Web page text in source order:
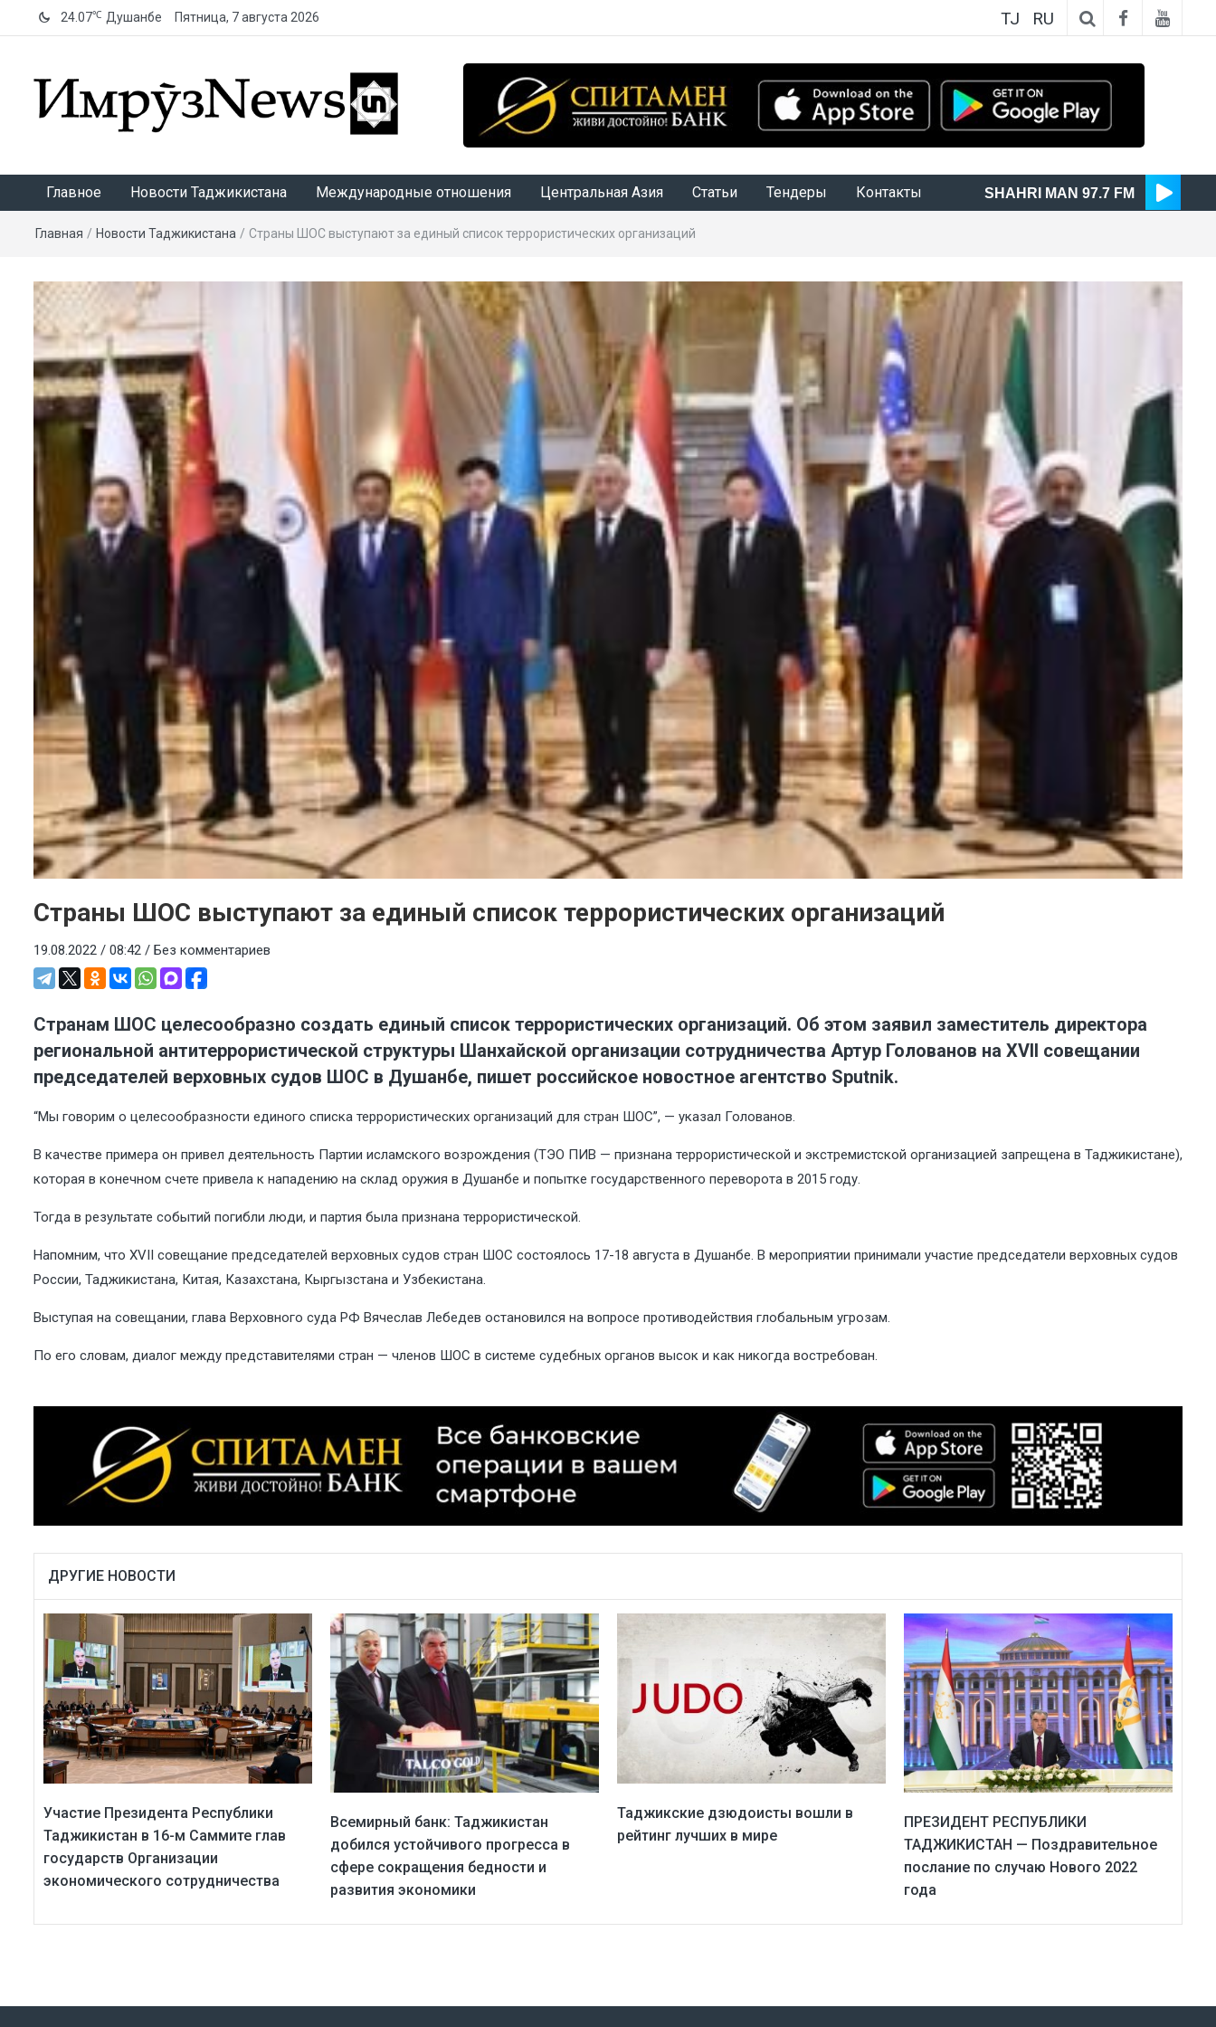
24.07℃ Душанбе Пятница, 7 августа 2026 TJ RU
Главное Новости Таджикистана Международные отношения Центральная Азия Статьи Тендеры Контакты SHAHRI MAN 97.7 FM
Главная / Новости Таджикистана / Страны ШОС выступают за единый список террористических организаций
Страны ШОС выступают за единый список террористических организаций
19.08.2022 / 08:42 / Без комментариев
Странам ШОС целесообразно создать единый список террористических организаций. Об этом заявил заместитель директора
региональной антитеррористической структуры Шанхайской организации сотрудничества Артур Голованов на XVII совещании
председателей верховных судов ШОС в Душанбе, пишет российское новостное агентство Sputnik.
“Мы говорим о целесообразности единого списка террористических организаций для стран ШОС”, — указал Голованов.
В качестве примера он привел деятельность Партии исламского возрождения (ТЭО ПИВ — признана террористической и экстремистской организацией запрещена в Таджикистане),
которая в конечном счете привела к нападению на склад оружия в Душанбе и попытке государственного переворота в 2015 году.
Тогда в результате событий погибли люди, и партия была признана террористической.
Напомним, что XVII совещание председателей верховных судов стран ШОС состоялось 17-18 августа в Душанбе. В мероприятии принимали участие председатели верховных судов
России, Таджикистана, Китая, Казахстана, Кыргызстана и Узбекистана.
Выступая на совещании, глава Верховного суда РФ Вячеслав Лебедев остановился на вопросе противодействия глобальным угрозам.
По его словам, диалог между представителями стран — членов ШОС в системе судебных органов высок и как никогда востребован.
ДРУГИЕ НОВОСТИ
Участие Президента Республики
Таджикистан в 16-м Саммите глав
государств Организации
экономического сотрудничества
Всемирный банк: Таджикистан
добился устойчивого прогресса в
сфере сокращения бедности и
развития экономики
Таджикские дзюдоисты вошли в
рейтинг лучших в мире
ПРЕЗИДЕНТ РЕСПУБЛИКИ
ТАДЖИКИСТАН — Поздравительное
послание по случаю Нового 2022
года